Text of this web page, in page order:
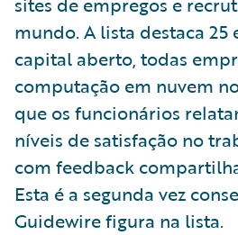
mundo. A lista destaca 25
capital aberto, todas
computação em nuvem
que os funcionários
níveis de satisfação no
com feedback
Esta é a segunda vez
Guidewire figura na lista.